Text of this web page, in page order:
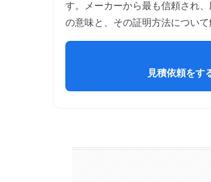
す。メーカーから最も信頼され
の意味と、その証明方法について
見積依頼をす